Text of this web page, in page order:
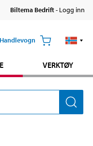
Biltema Bedrift- Logg inn
Handlevogn
VERKTØY